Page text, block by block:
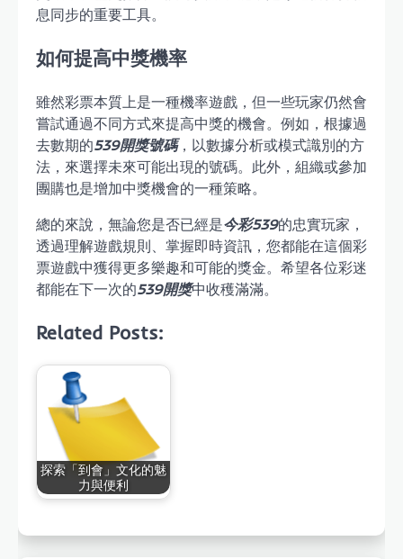
息同步的重要工具。
如何提高中獎機率
雖然彩票本質上是一種機率遊戲，但一些玩家仍然會
嘗試通過不同方式來提高中獎的機會。例如，根據過
去數期的539開獎號碼，以數據分析或模式識別的方
法，來選擇未來可能出現的號碼。此外，組織或參加
團購也是增加中獎機會的一種策略。
總的來說，無論您是否已經是今彩539的忠實玩家，
透過理解遊戲規則、掌握即時資訊，您都能在這個彩
票遊戲中獲得更多樂趣和可能的獎金。希望各位彩迷
都能在下一次的539開獎中收穫滿滿。
Related Posts:
探索「到會」文化的魅
力與便利